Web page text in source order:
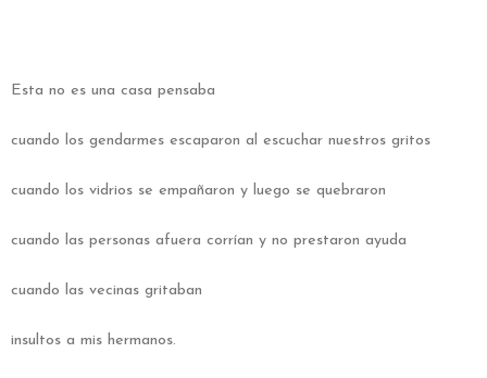
Esta no es una casa pensaba
cuando los gendarmes escaparon al escuchar nuestros gritos
cuando los vidrios se empañaron y luego se quebraron
cuando las personas afuera corrían y no prestaron ayuda
cuando las vecinas gritaban
insultos a mis hermanos.